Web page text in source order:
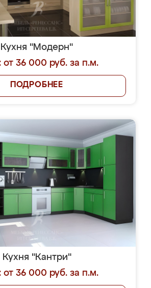
Кухня "Модерн"
от 36 000 руб. за п.м.
ПОДРОБНЕЕ
Кухня "Кантри"
от 36 000 руб. за п.м.